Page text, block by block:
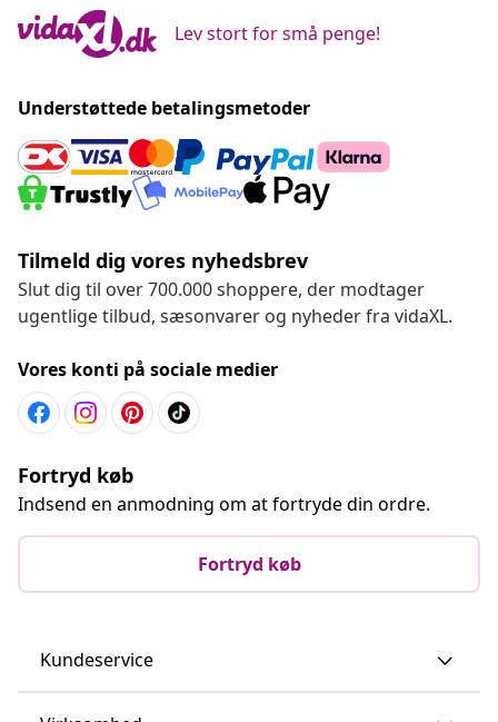
Lev stort for små penge!
Understøttede betalingsmetoder
Tilmeld dig vores nyhedsbrev
Slut dig til over 700.000 shoppere, der modtager
ugentlige tilbud, sæsonvarer og nyheder fra vidaXL.
Vores konti på sociale medier
Fortryd køb
Indsend en anmodning om at fortryde din ordre.
Fortryd køb
Kundeservice